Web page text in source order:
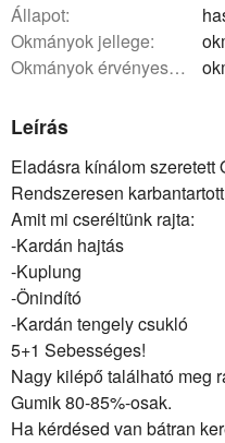
állapot:
okmányok jellege:
okmányok érvényessége:
Leírás
Eladásra kínálom szeretett
Rendszeresen
Amit mi cseréltünk rajta:
-Kardán hajtás
-Kuplung
-Önindító
-Kardán tengely csukló
5+1 Sebességes!
Nagy kilépő található meg
Gumik 80-85%-osak.
Ha kérdésed van bátran